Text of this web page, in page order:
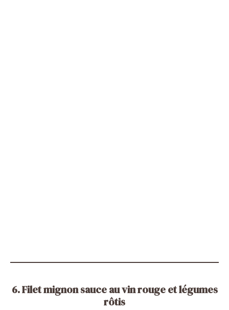
6. Filet mignon sauce au vin rouge et légumes
rôtis